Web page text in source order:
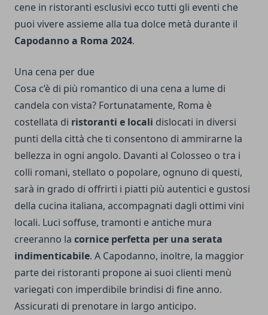
cene in ristoranti esclusivi ecco tutti gli eventi che
puoi vivere assieme alla tua dolce metà durante il
Capodanno a Roma 2024.
Una cena per due
Cosa c’è di più romantico di una cena a lume di
candela con vista? Fortunatamente, Roma è
costellata di ristoranti e locali dislocati in diversi
punti della città che ti consentono di ammirarne la
bellezza in ogni angolo. Davanti al Colosseo o tra i
colli romani, stellato o popolare, ognuno di questi,
sarà in grado di offrirti i piatti più autentici e gustosi
della cucina italiana, accompagnati dagli ottimi vini
locali. Luci soffuse, tramonti e antiche mura
creeranno la cornice perfetta per una serata
indimenticabile. A Capodanno, inoltre, la maggior
parte dei ristoranti propone ai suoi clienti menù
variegati con imperdibile brindisi di fine anno.
Assicurati di prenotare in largo anticipo.